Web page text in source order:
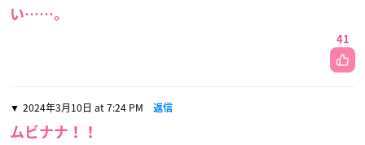
い……。
41
2024年3月10日 at 7:24 PM 返信
ムビナナ！！